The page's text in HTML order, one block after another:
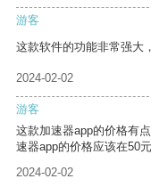
游客
这款软件的功能非常强大
2024-02-02
游客
这款加速器app的价格有
速器app的价格应该在50
2024-02-02